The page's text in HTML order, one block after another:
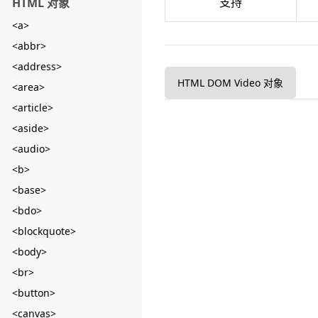
<a>
<abbr>
<address>
<area>
<article>
<aside>
<audio>
<b>
<base>
<bdo>
<blockquote>
<body>
<br>
<button>
<canvas>
HTML DOM Video 对象